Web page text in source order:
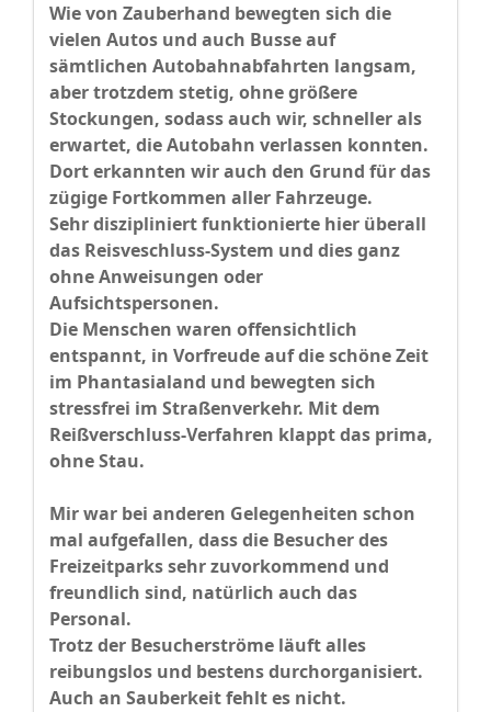
Wie von Zauberhand bewegten sich die
vielen Autos und auch Busse auf
sämtlichen Autobahnabfahrten langsam,
aber trotzdem stetig, ohne größere
Stockungen, sodass auch wir, schneller als
erwartet, die Autobahn verlassen konnten.
Dort erkannten wir auch den Grund für das
zügige Fortkommen aller Fahrzeuge.
Sehr diszipliniert funktionierte hier überall
das Reisveschluss-System und dies ganz
ohne Anweisungen oder
Aufsichtspersonen.
Die Menschen waren offensichtlich
entspannt, in Vorfreude auf die schöne Zeit
im Phantasialand und bewegten sich
stressfrei im Straßenverkehr. Mit dem
Reißverschluss-Verfahren klappt das prima,
ohne Stau.
Mir war bei anderen Gelegenheiten schon
mal aufgefallen, dass die Besucher des
Freizeitparks sehr zuvorkommend und
freundlich sind, natürlich auch das
Personal.
Trotz der Besucherströme läuft alles
reibungslos und bestens durchorganisiert.
Auch an Sauberkeit fehlt es nicht.